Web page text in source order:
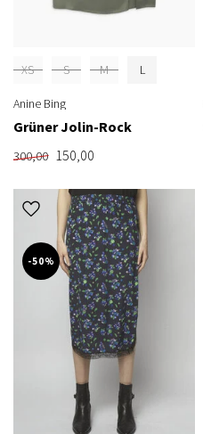
XS S M L
Anine Bing
Grüner Jolin-Rock
300,00 150,00
-50%